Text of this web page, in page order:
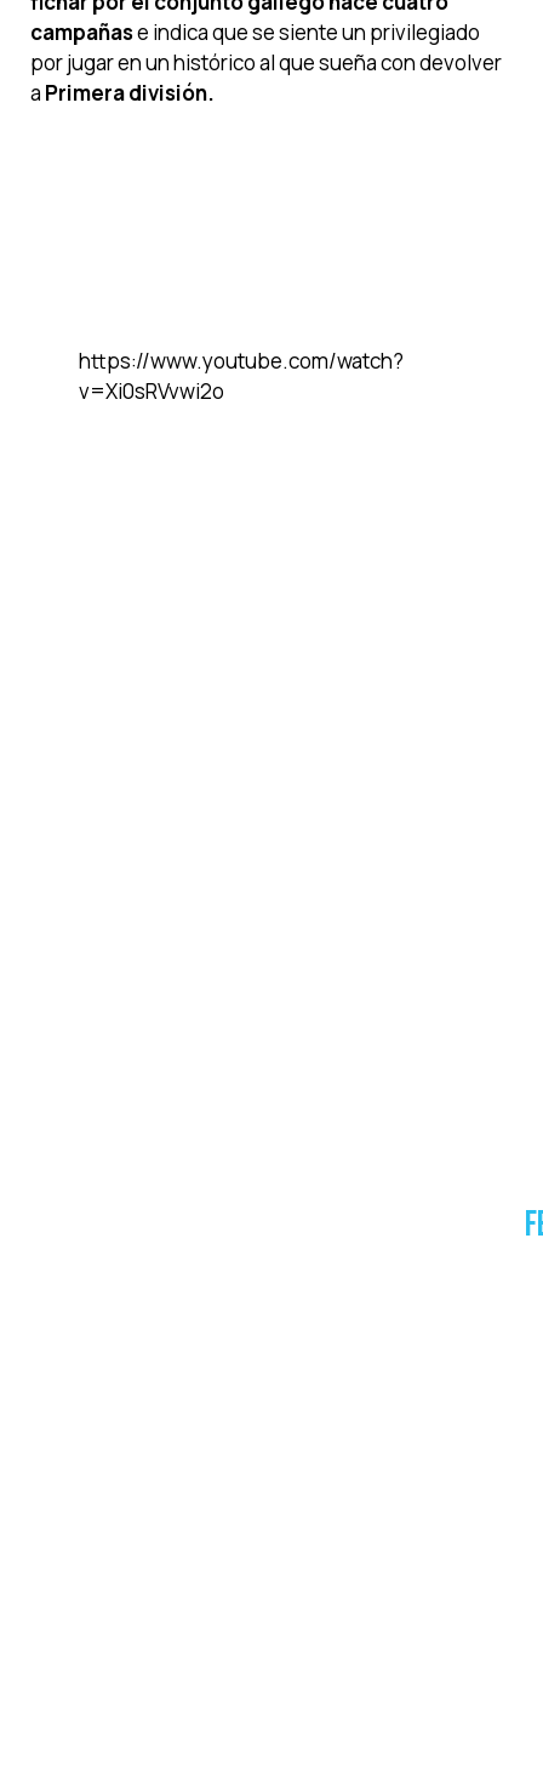
campañase indica que se siente un privilegiado
por jugar en un histórico al que sueña con devolver
a Primera división.
https://www.youtube.com/watch?
v=Xi0sRVvwi2o